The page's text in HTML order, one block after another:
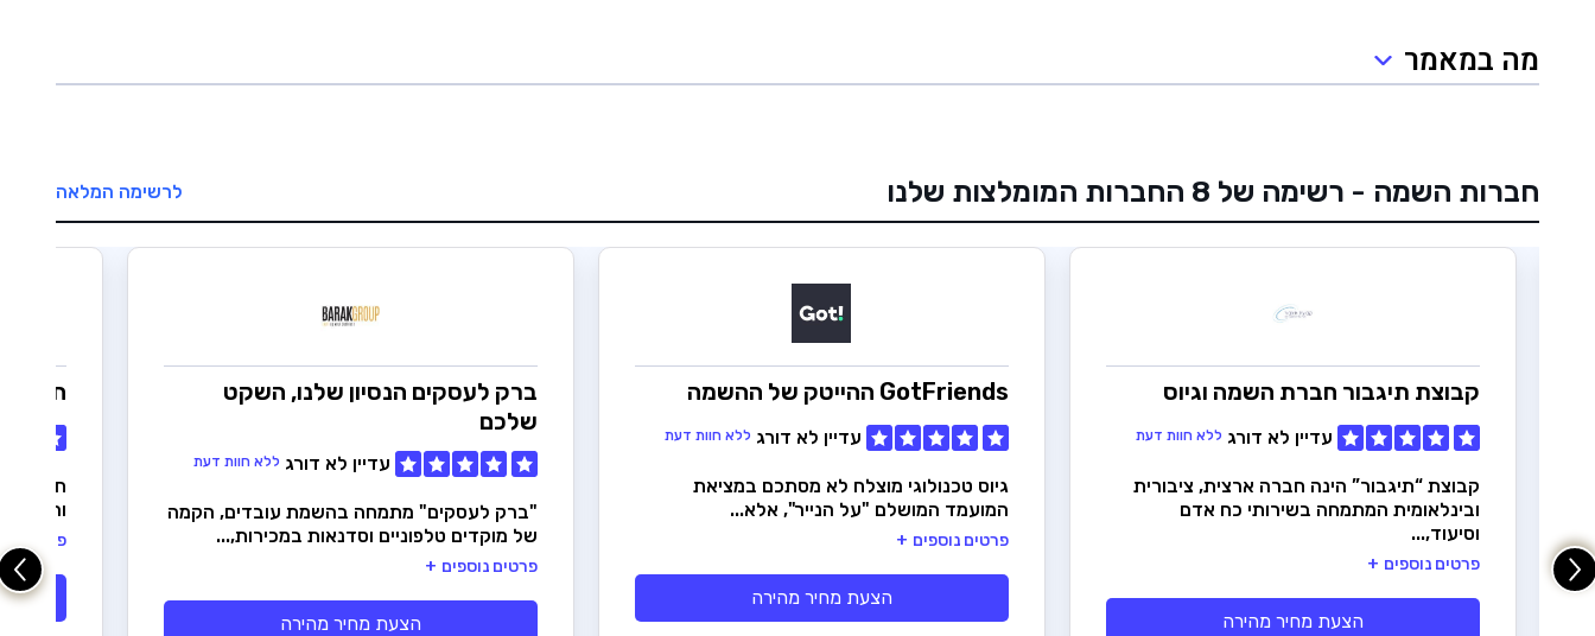
מה במאמר
חברות השמה - רשימה של 8 החברות המומלצות שלנו לרשימה המלאה
קבוצת תיגבור חברת השמה וגיוס
עדיין לא דורג ללא חוות דעת
קבוצת “תיגבור” הינה חברה ארצית, ציבורית
ובינלאומית המתמחה בשירותי כח אדם
וסיעוד,...
פרטים נוספים
הצעת מחיר מהירה
GotFriends ההייטק של ההשמה
עדיין לא דורג ללא חוות דעת
גיוס טכנולוגי מוצלח לא מסתכם במציאת
המועמד המושלם "על הנייר", אלא...
פרטים נוספים
הצעת מחיר מהירה
ברק לעסקים הנסיון שלנו, השקט
שלכם
עדיין לא דורג ללא חוות דעת
"ברק לעסקים" מתמחה בהשמת עובדים, הקמה
של מוקדים טלפוניים וסדנאות במכירות,...
פרטים נוספים
הצעת מחיר מהירה
חושן
חברת
והשמה
פרטים